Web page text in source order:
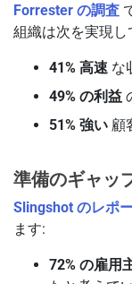
Forrester の調査
組織は次を実現し
41% 高速 な
49% の利益
51% 強い 顧
準備のギャッ
Slingshot のレポ
ます:
72% の雇用